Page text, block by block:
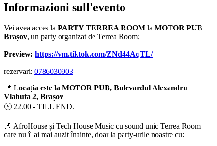
Informazioni sull'evento
Vei avea acces la PARTY TERREA ROOM la MOTOR PUB
Brașov, un party organizat de Terrea Room;
Preview: https://vm.tiktok.com/ZNd44AqTL/
rezervari: 0786030903
📍 Locația este la MOTOR PUB, Bulevardul Alexandru
Vlahuta 2, Brașov
🕦 22.00 - TILL END.
🎶 AfroHouse și Tech House Music cu sound unic Terrea Room
care nu îl ai mai auzit înainte, doar la party-urile noastre cu: